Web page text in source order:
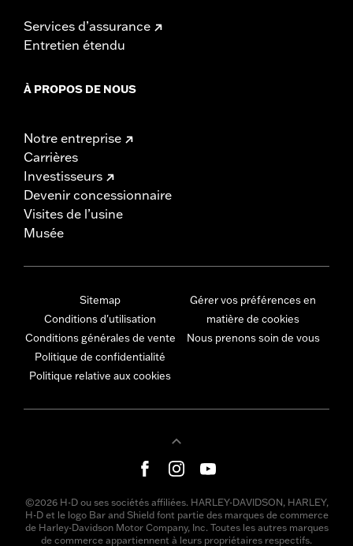
Services d’assurance
Entretien étendu
À PROPOS DE NOUS
Notre entreprise
Carrières
Investisseurs
Devenir concessionnaire
Visites de l’usine
Musée
Sitemap
Conditions d'utilisation
Conditions générales de vente
Politique de confidentialité
Politique relative aux cookies
Gérer vos préférences en
matière de cookies
Nous prenons soin de vous
©2026 H-D ou ses sociétés affiliées. HARLEY-DAVIDSON, HARLEY,
H-D et le logo Bar and Shield font partie des marques de commerce
de Harley-Davidson Motor Company, Inc. Toutes les autres marques
de commerce appartiennent à leurs propriétaires respectifs.